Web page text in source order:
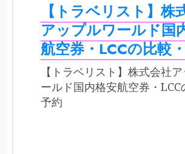
【トラベリスト】株
アップルワールド国
航空券・LCCの比較
【トラベリスト】株式会社
ールド国内格安航空券・LCC
予約